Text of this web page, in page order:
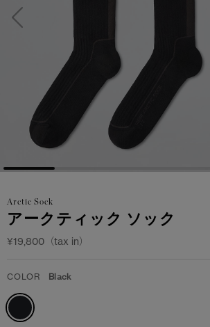
サマー 26 コレクションLOOK
日本限定モデル
スノーグース
メイドインジャパンTシャツ
アウターウェア
フットウェア
サマー 26 コレクションLOOK
日本限定モデル
スノーグース
メイドインジャパンTシャツ
アウターウェア
フットウェア
下取り申請
Arctic Sock
アークティック ソック
¥19,800（tax in）
COLOR Black